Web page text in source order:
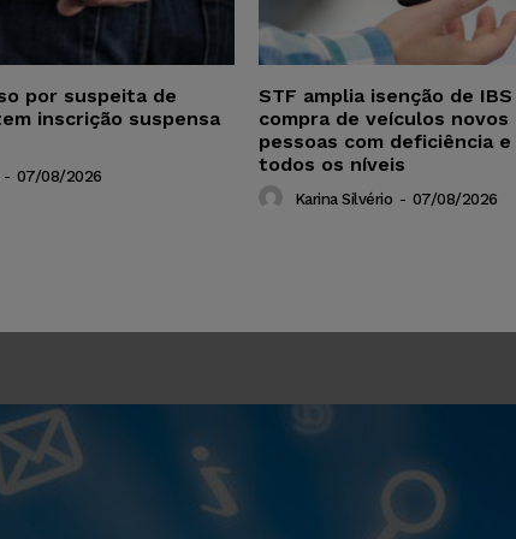
por suspeita de
inscrição suspensa
- 07/08/2026
STF amplia isenção de
compra de veículos novos
pessoas com deficiência
todos os níveis
Karina Silvério - 07/08/2026